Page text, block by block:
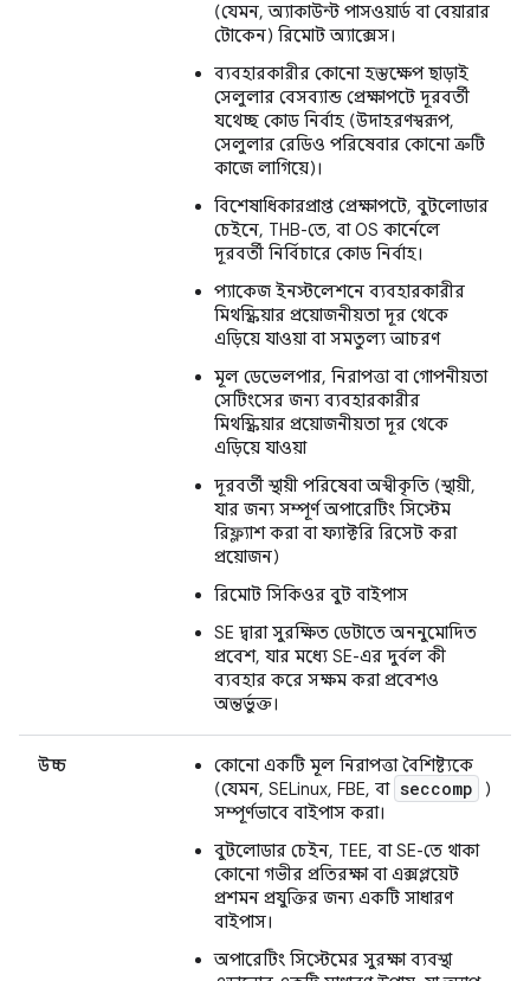
(যেমন, অ্যাকাউন্ট পাসওয়ার্ড বা বেয়ারার
টোকেন) রিমোট অ্যাক্সেস।
ব্যবহারকারীর কোনো হস্তক্ষেপ ছাড়াই
সেলুলার বেসব্যান্ড প্রেক্ষাপটে দূরবর্তী
যথেচ্ছ কোড নির্বাহ (উদাহরণস্বরূপ,
সেলুলার রেডিও পরিষেবার কোনো ত্রুটি
কাজে লাগিয়ে)।
বিশেষাধিকারপ্রাপ্ত প্রেক্ষাপটে, বুটলোডার
চেইনে, THB-তে, বা OS কার্নেলে
দূরবর্তী নির্বিচারে কোড নির্বাহ।
প্যাকেজ ইনস্টলেশনে ব্যবহারকারীর
মিথস্ক্রিয়ার প্রয়োজনীয়তা দূর থেকে
এড়িয়ে যাওয়া বা সমতুল্য আচরণ
মূল ডেভেলপার, নিরাপত্তা বা গোপনীয়তা
সেটিংসের জন্য ব্যবহারকারীর
মিথস্ক্রিয়ার প্রয়োজনীয়তা দূর থেকে
এড়িয়ে যাওয়া
দূরবর্তী স্থায়ী পরিষেবা অস্বীকৃতি (স্থায়ী,
যার জন্য সম্পূর্ণ অপারেটিং সিস্টেম
রিফ্ল্যাশ করা বা ফ্যাক্টরি রিসেট করা
প্রয়োজন)
রিমোট সিকিওর বুট বাইপাস
SE দ্বারা সুরক্ষিত ডেটাতে অননুমোদিত
প্রবেশ, যার মধ্যে SE-এর দুর্বল কী
ব্যবহার করে সক্ষম করা প্রবেশও
অন্তর্ভুক্ত।
উচ্চ
কোনো একটি মূল নিরাপত্তা বৈশিষ্ট্যকে
(যেমন, SELinux, FBE, বা seccomp
)
সম্পূর্ণভাবে বাইপাস করা।
বুটলোডার চেইন, TEE, বা SE-তে থাকা
কোনো গভীর প্রতিরক্ষা বা এক্সপ্লয়েট
প্রশমন প্রযুক্তির জন্য একটি সাধারণ
বাইপাস।
অপারেটিং সিস্টেমের সুরক্ষা ব্যবস্থা